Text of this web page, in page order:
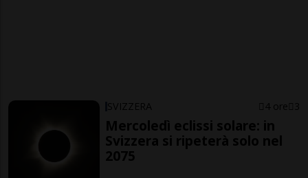
SVIZZERA 4 ore 3
Mercoledì eclissi solare: in
Svizzera si ripeterà solo nel
2075